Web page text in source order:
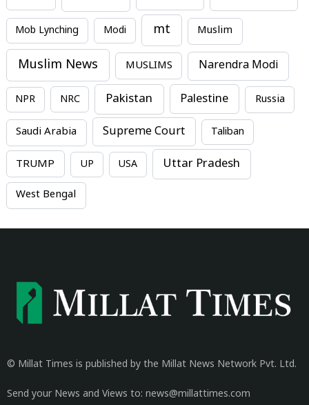
Mob Lynching Modi mt Muslim
Muslim News MUSLIMS Narendra Modi
NPR NRC Pakistan Palestine Russia
Saudi Arabia Supreme Court Taliban
TRUMP UP USA Uttar Pradesh
West Bengal
© Millat Times is published by the Millat News Network Pvt. Ltd.
Send your News and Views to: news@millattimes.com